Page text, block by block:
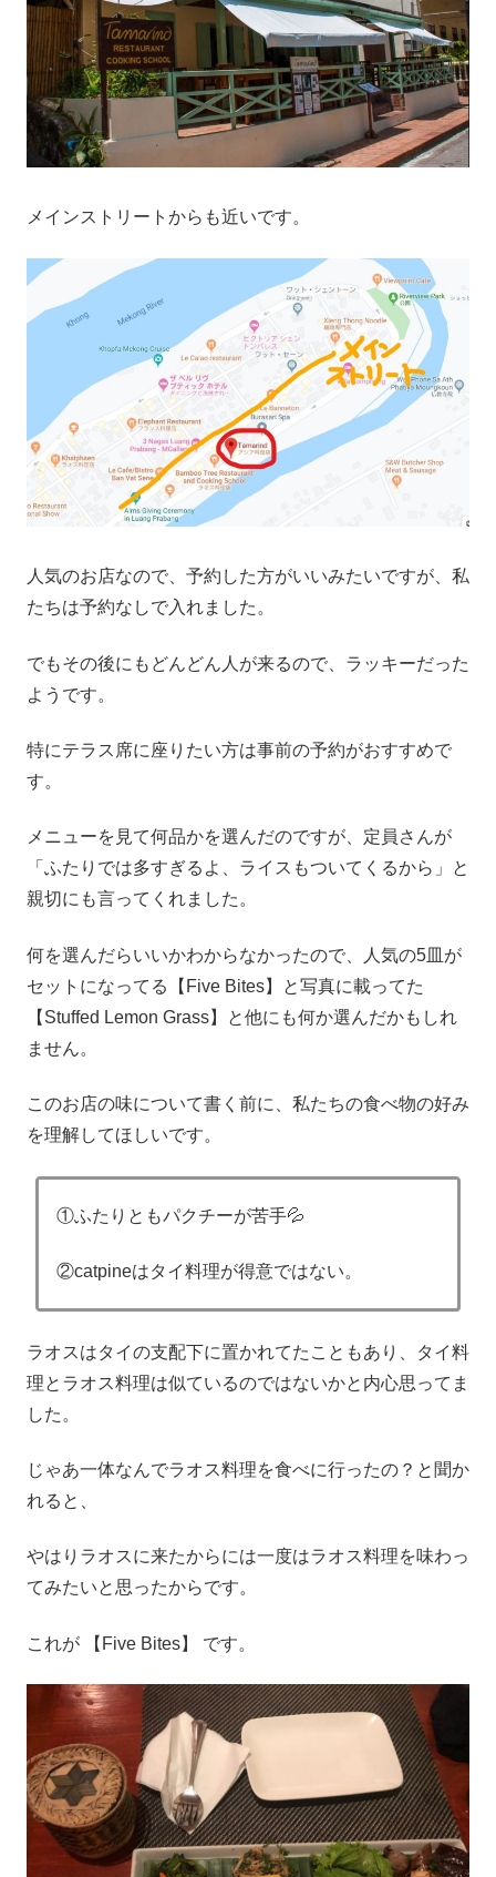
メインストリートからも近いです。
人気のお店なので、予約した方がいいみたいですが、私
たちは予約なしで入れました。
でもその後にもどんどん人が来るので、ラッキーだった
ようです。
特にテラス席に座りたい方は事前の予約がおすすめで
す。
メニューを見て何品かを選んだのですが、定員さんが
「ふたりでは多すぎるよ、ライスもついてくるから」と
親切にも言ってくれました。
何を選んだらいいかわからなかったので、人気の5皿が
セットになってる【Five Bites】と写真に載ってた
【Stuffed Lemon Grass】と他にも何か選んだかもしれ
ません。
このお店の味について書く前に、私たちの食べ物の好み
を理解してほしいです。
①ふたりともパクチーが苦手💦
②catpineはタイ料理が得意ではない。
ラオスはタイの支配下に置かれてたこともあり、タイ料
理とラオス料理は似ているのではないかと内心思ってま
した。
じゃあ一体なんでラオス料理を食べに行ったの？と聞か
れると、
やはりラオスに来たからには一度はラオス料理を味わっ
てみたいと思ったからです。
これが 【Five Bites】 です。